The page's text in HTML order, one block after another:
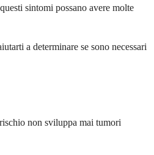
sintomi possano avere molte
a determinare se sono necessari
non sviluppa mai tumori